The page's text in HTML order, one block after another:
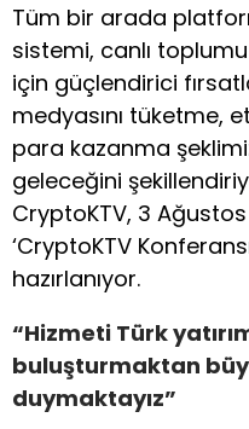
Tüm bir arada
sistemi, canlı
için güçlendirici
medyasını tüketme,
para kazanma
geleceğini
CryptoKTV, 3
‘CryptoKTV
hazırlanıyor.
“Hizmeti Türk
buluşturmaktan
duymaktayız”